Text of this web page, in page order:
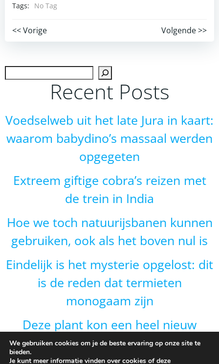
Tags:
No Tag
Post
navigation
<< Vorige
Post
navigation
Volgende >>
Recent Posts
Voedselweb uit het late Jura in kaart:
waarom babydino’s massaal werden
opgegeten
Extreem giftige cobra’s reizen met
de trein in India
Hoe we toch natuurijsbanen kunnen
gebruiken, ook als het boven nul is
Eindelijk is het mysterie opgelost: dit
is de reden dat termieten
monogaam zijn
Deze plant kon een heel nieuw
gebied veroveren door van vorm te
We gebruiken cookies om je de beste ervaring op onze site te
bieden.
Je kunt meer informatie vinden over cookies of deze